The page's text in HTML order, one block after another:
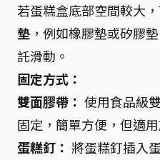
若蛋糕盒底部空間較大
墊 ，例如橡膠墊或矽膠
託滑動。
固定方式：
雙面膠帶： 使用食品級
固定，簡單方便，但適
蛋糕釘： 將蛋糕釘插入